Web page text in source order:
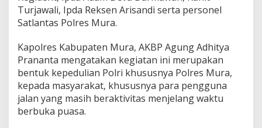
O
j
k
B
e
l
i
t
Turjawali, ⁠Ipda Reksen Arisandi serta personel
Satlantas Polres Mura.
Kapolres Kabupaten Mura, AKBP Agung Adhitya
Prananta mengatakan kegiatan ini merupakan
bentuk kepedulian Polri khususnya Polres Mura,
kepada masyarakat, khususnya para pengguna
jalan yang masih beraktivitas menjelang waktu
berbuka puasa.